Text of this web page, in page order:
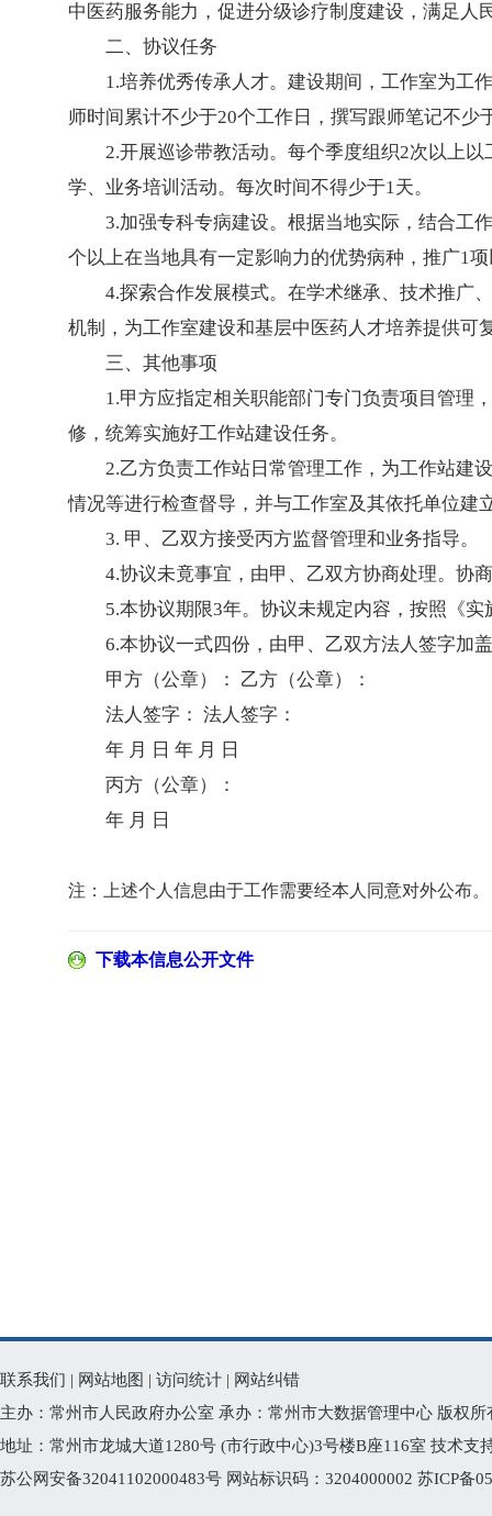
中医药服务能力，促进分级诊疗制度建设，满足人
二、协议任务
1.培养优秀传承人才。建设期间，工作室为工
师时间累计不少于20个工作日，撰写跟师笔记不
2.开展巡诊带教活动。每个季度组织2次以上
学、业务培训活动。每次时间不得少于1天。
3.加强专科专病建设。根据当地实际，结合工
个以上在当地具有一定影响力的优势病种，推广1
4.探索合作发展模式。在学术继承、技术推广
机制，为工作室建设和基层中医药人才培养提供可
三、其他事项
1.甲方应指定相关职能部门专门负责项目管理
修，统筹实施好工作站建设任务。
2.乙方负责工作站日常管理工作，为工作站建
情况等进行检查督导，并与工作室及其依托单位建
3. 甲、乙双方接受丙方监督管理和业务指导。
4.协议未竟事宜，由甲、乙双方协商处理。协
5.本协议期限3年。协议未规定内容，按照《实
6.本协议一式四份，由甲、乙双方法人签字加
甲方（公章）： 乙方（公章）：
法人签字： 法人签字：
年 月 日 年 月 日
丙方（公章）：
年 月 日
注：上述个人信息由于工作需要经本人同意对外公布。
下载本信息公开文件
联系我们 | 网站地图 | 访问统计 | 网站纠错
主办：常州市人民政府办公室 承办：常州市大数据管理中心 版权
地址：常州市龙城大道1280号 (市行政中心)3号楼B座116室 技术支
苏公网安备32041102000483号 网站标识码：3204000002 苏ICP备